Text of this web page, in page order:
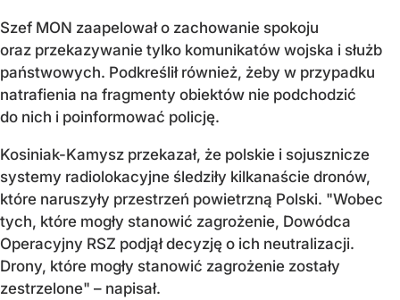
Szef MON zaapelował o zachowanie spokoju
oraz przekazywanie tylko komunikatów wojska i służb
państwowych. Podkreślił również, żeby w przypadku
natrafienia na fragmenty obiektów nie podchodzić
do nich i poinformować policję.
Kosiniak-Kamysz przekazał, że polskie i sojusznicze
systemy radiolokacyjne śledziły kilkanaście dronów,
które naruszyły przestrzeń powietrzną Polski. "Wobec
tych, które mogły stanowić zagrożenie, Dowódca
Operacyjny RSZ podjął decyzję o ich neutralizacji.
Drony, które mogły stanowić zagrożenie zostały
zestrzelone" – napisał.